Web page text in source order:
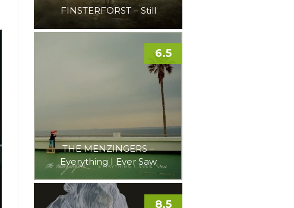
FINSTERFORST – Still
THE MENZINGERS –
Everything I Ever Saw
6.5
8.5